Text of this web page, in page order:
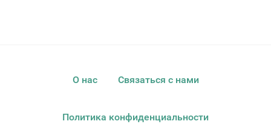
О нас Связаться с нами
Политика конфиденциальности